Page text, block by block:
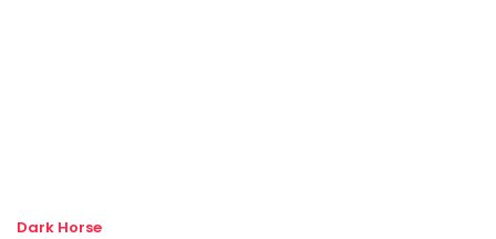
Dark Horse